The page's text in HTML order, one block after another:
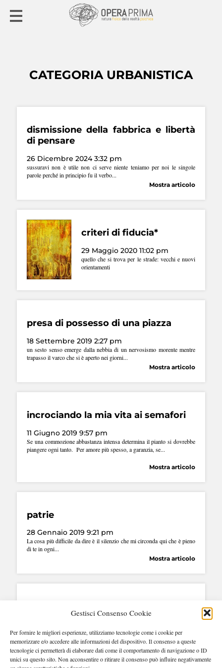
Gestisci Consenso Cookie
Per fornire le migliori esperienze, utilizziamo tecnologie come i cookie per
memorizzare e/o accedere alle informazioni del dispositivo. Il consenso a queste
tecnologie ci permetterà di elaborare dati come il comportamento di navigazione o ID
unici su questo sito. Non acconsentire o ritirare il consenso può influire negativamente
CATEGORIA URBANISTICA
dismissione della fabbrica e libertà
di pensare
26 Dicembre 2024 3:32 pm
sussuravi non è utile non ci serve niente teniamo per noi le singole
parole perché in principio fu il verbo...
Mostra articolo
criteri di fiducia*
29 Maggio 2020 11:02 pm
quello che si trova per le strade: vecchi e nuovi
orientamenti
presa di possesso di una piazza
18 Settembre 2019 2:27 pm
un sesto senso emerge dalla nebbia di un nervosismo morente mentre
trapasso il varco che si è aperto nei giorni...
Mostra articolo
incrociando la mia vita ai semafori
11 Giugno 2019 9:57 pm
Se una commozione abbastanza intensa determina il pianto si dovrebbe
piangere ogni tanto. Per amore più spesso, a garanzia, se...
Mostra articolo
patrie
28 Gennaio 2019 9:21 pm
La cosa più difficile da dire è il silenzio che mi circonda qui che è pieno
di te in ogni...
Mostra articolo
Non siamo che anime anonime nei bar dopo La Grande Rivolta. Siamo
fiammiferi, teste incendiarie. Ritti agli angoli, scossi da...
Mostra articolo